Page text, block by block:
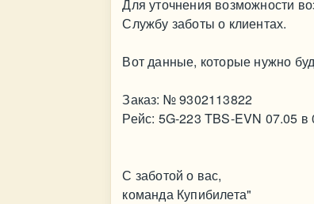
Для уточнения возможности
Службу заботы о клиентах.
Вот данные, которые нужно
Заказ: № 9302113822
Рейс: 5G-223 TBS-EVN 07.05 в
С заботой о вас,
команда Купибилета"